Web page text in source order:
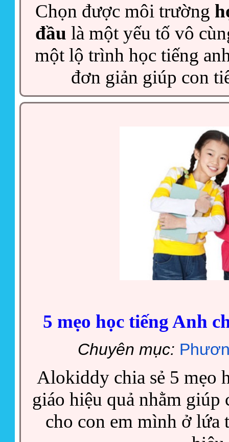
Chọn được môi trường
đầu là một yếu tố vô
một lộ trình học tiếng
đơn giản giúp con
5 mẹo học tiếng Anh
Chuyên mục:
Alokiddy chia sẻ 5 mẹo
giáo hiệu quả nhằm giúp
cho con em mình ở lứa